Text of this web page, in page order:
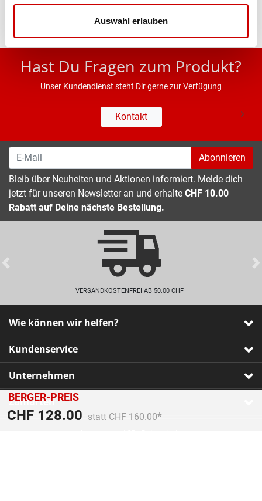
Auswahl erlauben
BERGER-PREIS
CHF 128.00 Preis reduziert von
statt CHF 160.00
An
* UVP des Herstellers; Alle Preisangaben inkl. MwSt.
Hast Du Fragen zum Produkt?
Unser Kundendienst steht Dir gerne zur Verfügung
Kontakt
Abonnieren
Bleib über Neuheiten und Aktionen informiert. Melde dich
jetzt für unseren Newsletter an und erhalte CHF 10.00
Rabatt auf Deine nächste Bestellung.
VERSANDKOSTENFREI AB 50.00 CHF
Previous
Wie können wir helfen?
Kundenservice
Unternehmen
Zahlarten